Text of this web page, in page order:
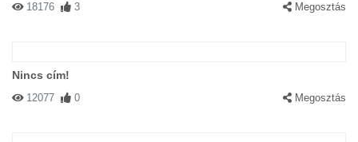
18176 3 Megosztás
Nincs cím!
12077 0 Megosztás